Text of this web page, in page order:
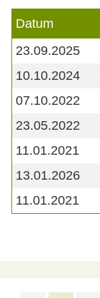
Datum
23.09.2025
10.10.2024
07.10.2022
23.05.2022
11.01.2021
13.01.2026
11.01.2021